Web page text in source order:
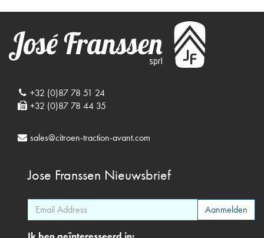
+32 (0)87 78 51 24
+32 (0)87 78 44 35
sales@citroen-traction-avant.com
Jose Franssen Nieuwsbrief